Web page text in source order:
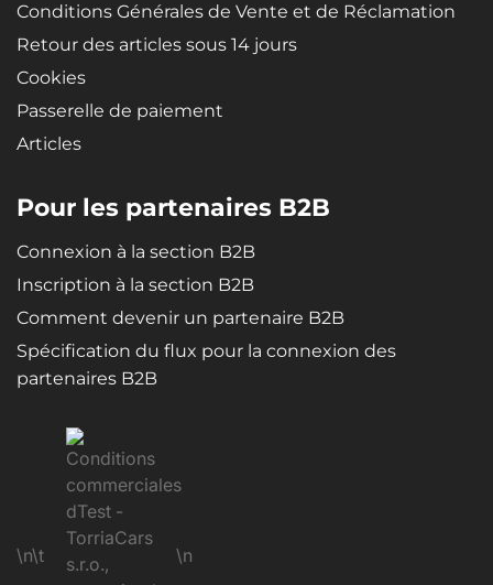
Conditions Générales de Vente et de Réclamation
Retour des articles sous 14 jours
Cookies
Passerelle de paiement
Articles
Pour les partenaires B2B
Connexion à la section B2B
Inscription à la section B2B
Comment devenir un partenaire B2B
Spécification du flux pour la connexion des
partenaires B2B
\n\t \n